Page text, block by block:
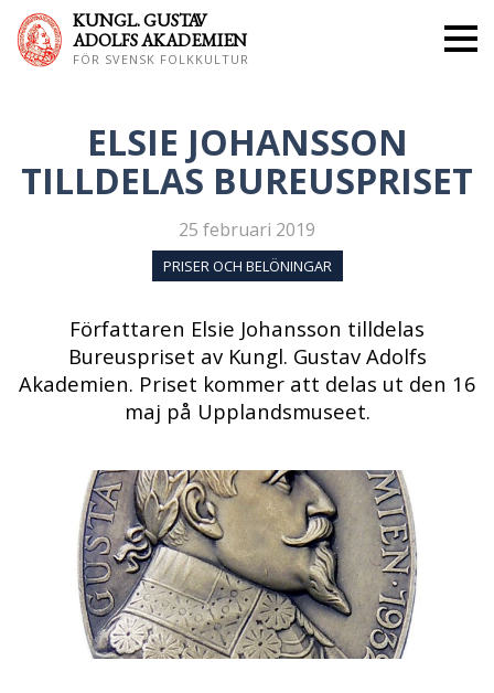
KUNGL. GUSTAV
ADOLFS AKADEMIEN
FÖR SVENSK FOLKKULTUR
ELSIE JOHANSSON
TILLDELAS BUREUSPRISET
25 februari 2019
PRISER OCH BELÖNINGAR
Författaren Elsie Johansson tilldelas
Bureuspriset av Kungl. Gustav Adolfs
Akademien. Priset kommer att delas ut den 16
maj på Upplandsmuseet.